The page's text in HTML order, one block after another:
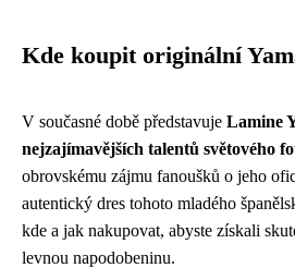
Kde koupit originální
V současné době představuje Lamine
nejzajímavějších talentů světového
obrovskému zájmu fanoušků o jeho
autentický dres tohoto mladého
kde a jak nakupovat, abyste získali
levnou napodobeninu.